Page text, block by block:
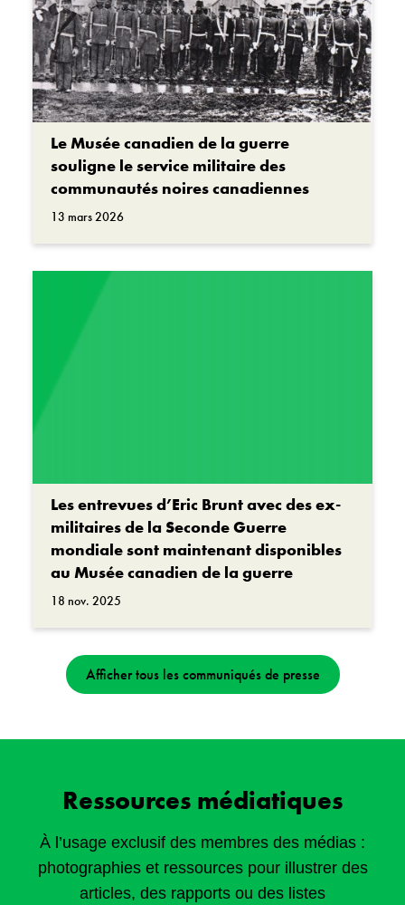
Le Musée canadien de la guerre
souligne le service militaire des
communautés noires canadiennes
13 mars 2026
Les entrevues d’Eric Brunt avec des ex-
militaires de la Seconde Guerre
mondiale sont maintenant disponibles
au Musée canadien de la guerre
18 nov. 2025
Afficher tous les communiqués de presse
Ressources médiatiques
À l’usage exclusif des membres des médias :
photographies et ressources pour illustrer des
articles, des rapports ou des listes